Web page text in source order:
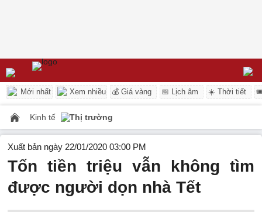
Mới nhất Xem nhiều 💰 Giá vàng 📅 Lịch âm ☀️ Thời tiết
Kinh tế Thị trường
Xuất bản ngày 22/01/2020 03:00 PM
Tốn tiền triệu vẫn không tìm
được người dọn nhà Tết